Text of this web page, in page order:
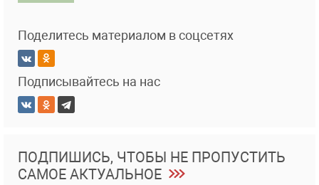
Поделитесь материалом в соцсетях
Подписывайтесь на нас
ПОДПИШИСЬ, ЧТОБЫ НЕ ПРОПУСТИТЬ
САМОЕ АКТУАЛЬНОЕ